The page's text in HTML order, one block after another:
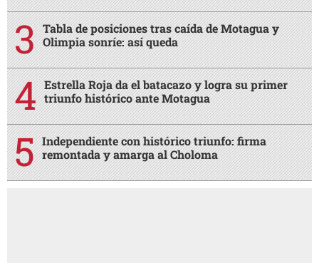
Tabla de posiciones tras caída de Motagua y
Olimpia sonríe: así queda
Estrella Roja da el batacazo y logra su primer
triunfo histórico ante Motagua
Independiente con histórico triunfo: firma
remontada y amarga al Choloma